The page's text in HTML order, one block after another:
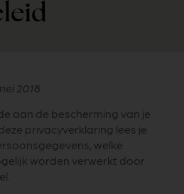
2018
aan de bescherming van je
privacyverklaring lees je
welke
worden verwerkt door